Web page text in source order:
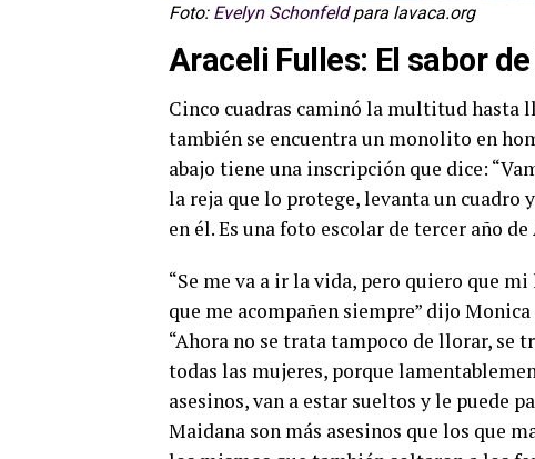
Foto: Evelyn Schonfeldpara lavaca.org
Araceli Fulles: El sabor
Cinco cuadras caminó la multitud hasta
también se encuentra un monolito en
abajo tiene una inscripción que dice:
la reja que lo protege, levanta un
en él. Es una foto escolar de tercer año
“Se me va a ir la vida, pero quiero que
que me acompañen siempre” dijo
“Ahora no se trata tampoco de llorar, se
todas las mujeres, porque
asesinos, van a estar sueltos y le puede
Maidana son más asesinos que los que